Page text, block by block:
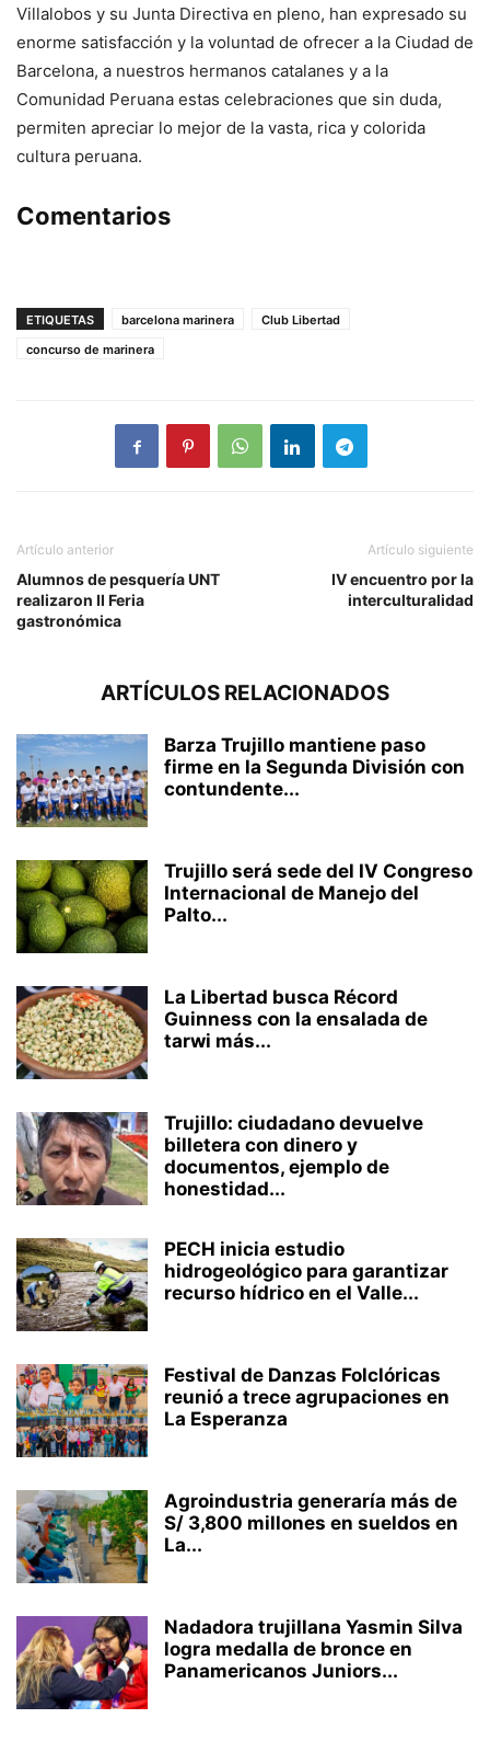
Villalobos y su Junta Directiva en pleno, han expresado su
enorme satisfacción y la voluntad de ofrecer a la Ciudad de
Barcelona, a nuestros hermanos catalanes y a la
Comunidad Peruana estas celebraciones que sin duda,
permiten apreciar lo mejor de la vasta, rica y colorida
cultura peruana.
Comentarios
ETIQUETAS barcelona marinera
Club Libertad
concurso de marinera
Artículo anterior
Alumnos de pesquería UNT
realizaron II Feria
gastronómica
Artículo siguiente
IV encuentro por la
interculturalidad
ARTÍCULOS RELACIONADOS
Barza Trujillo mantiene paso
firme en la Segunda División con
contundente...
Trujillo será sede del IV Congreso
Internacional de Manejo del
Palto...
La Libertad busca Récord
Guinness con la ensalada de
tarwi más...
Trujillo: ciudadano devuelve
billetera con dinero y
documentos, ejemplo de
honestidad...
PECH inicia estudio
hidrogeológico para garantizar
recurso hídrico en el Valle...
Festival de Danzas Folclóricas
reunió a trece agrupaciones en
La Esperanza
Agroindustria generaría más de
S/ 3,800 millones en sueldos en
La...
Nadadora trujillana Yasmin Silva
logra medalla de bronce en
Panamericanos Juniors...